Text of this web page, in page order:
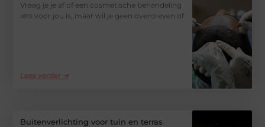
Vraag je je af of een cosmetische behandeling
iets voor jou is, maar wil je geen overdreven of
Lees verder ➜
Buitenverlichting voor tuin en terras